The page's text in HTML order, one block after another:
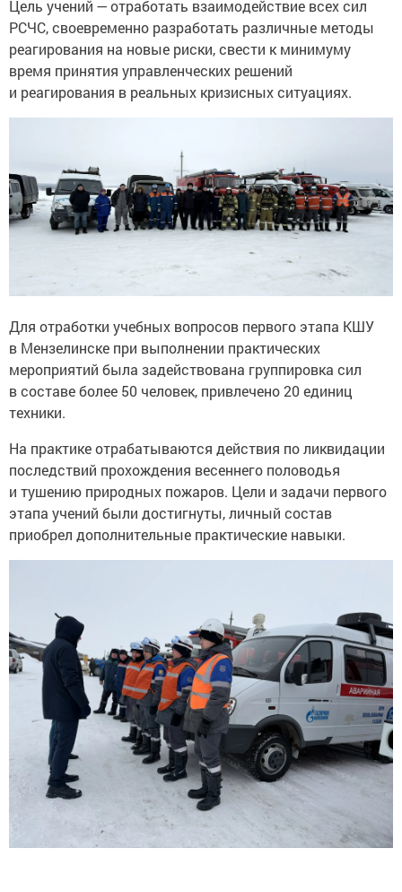
Цель учений — отработать взаимодействие всех сил
РСЧС, своевременно разработать различные методы
реагирования на новые риски, свести к минимуму
время принятия управленческих решений
и реагирования в реальных кризисных ситуациях.
Для отработки учебных вопросов первого этапа КШУ
в Мензелинске при выполнении практических
мероприятий была задействована группировка сил
в составе более 50 человек, привлечено 20 единиц
техники.
На практике отрабатываются действия по ликвидации
последствий прохождения весеннего половодья
и тушению природных пожаров. Цели и задачи первого
этапа учений были достигнуты, личный состав
приобрел дополнительные практические навыки.